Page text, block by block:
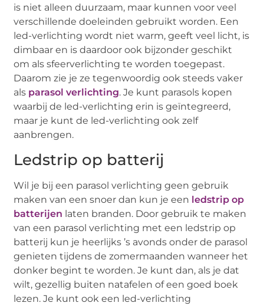
is niet alleen duurzaam, maar kunnen voor veel
verschillende doeleinden gebruikt worden. Een
led-verlichting wordt niet warm, geeft veel licht, is
dimbaar en is daardoor ook bijzonder geschikt
om als sfeerverlichting te worden toegepast.
Daarom zie je ze tegenwoordig ook steeds vaker
als parasol verlichting. Je kunt parasols kopen
waarbij de led-verlichting erin is geïntegreerd,
maar je kunt de led-verlichting ook zelf
aanbrengen.
Ledstrip op batterij
Wil je bij een parasol verlichting geen gebruik
maken van een snoer dan kun je een ledstrip op
batterijen laten branden. Door gebruik te maken
van een parasol verlichting met een ledstrip op
batterij kun je heerlijks ’s avonds onder de parasol
genieten tijdens de zomermaanden wanneer het
donker begint te worden. Je kunt dan, als je dat
wilt, gezellig buiten natafelen of een goed boek
lezen. Je kunt ook een led-verlichting